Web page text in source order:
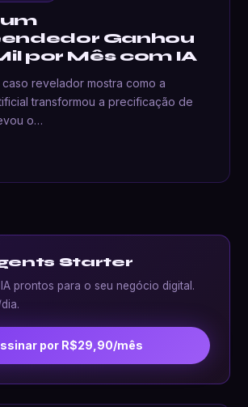
Ganhou
por Mês com IA
revelador mostra como a
transformou a precificação de
o…
Starter
prontos para o seu negócio digital.
por R$29,90/mês